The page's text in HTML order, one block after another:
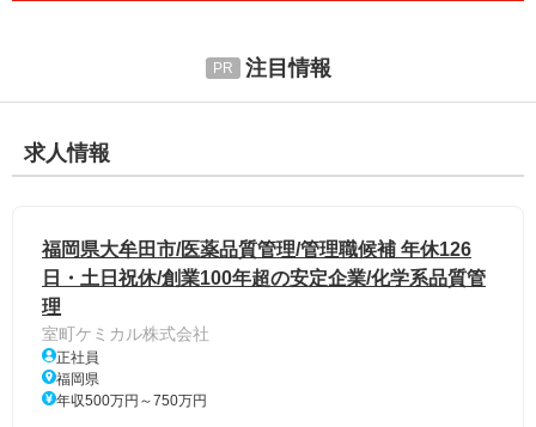
注目情報
求人情報
福岡県大牟田市/医薬品質管理/管理職候補 年休126
日・土日祝休/創業100年超の安定企業/化学系品質管
理
室町ケミカル株式会社
正社員
福岡県
年収500万円～750万円